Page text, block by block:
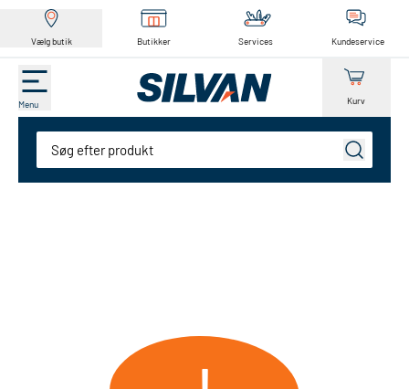
Vælg butik Butikker Services Kundeservice
Menu Kurv
Søg